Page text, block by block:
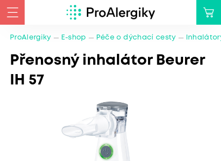
ProAlergiky E-shop Péče o dýchací cesty
Přenosný inhalátor Beurer
IH 57